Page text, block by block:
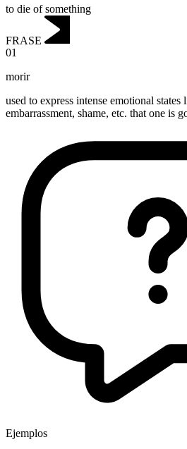
to die of something
FRASE
01
morir
used to express intense emotional states
embarrassment, shame, etc. that one is
Ejemplos